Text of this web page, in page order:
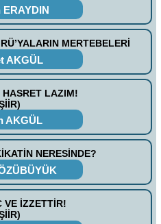
ERAYDIN
MERTEBELERİ
AKGÜL
HASRET LAZIM!
AKGÜL
NERESİNDE?
VE İZZETTİR!